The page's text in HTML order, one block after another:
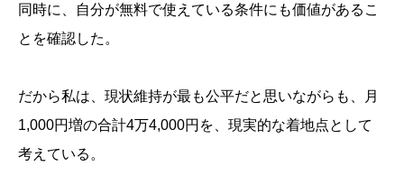
同時に、自分が無料で使えている条件にも価値があるこ
とを確認した。
だから私は、現状維持が最も公平だと思いながらも、月
1,000円増の合計4万4,000円を、現実的な着地点として
考えている。